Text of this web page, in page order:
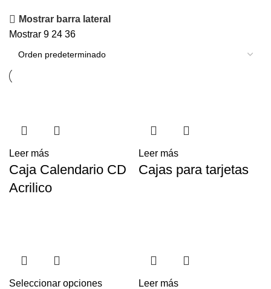
Mostrar barra lateral
Mostrar 9 24 36
Leer más
Caja Calendario CD
Acrilico
Leer más
Cajas para tarjetas
Seleccionar opciones Leer más